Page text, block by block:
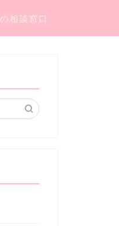
相談窓口